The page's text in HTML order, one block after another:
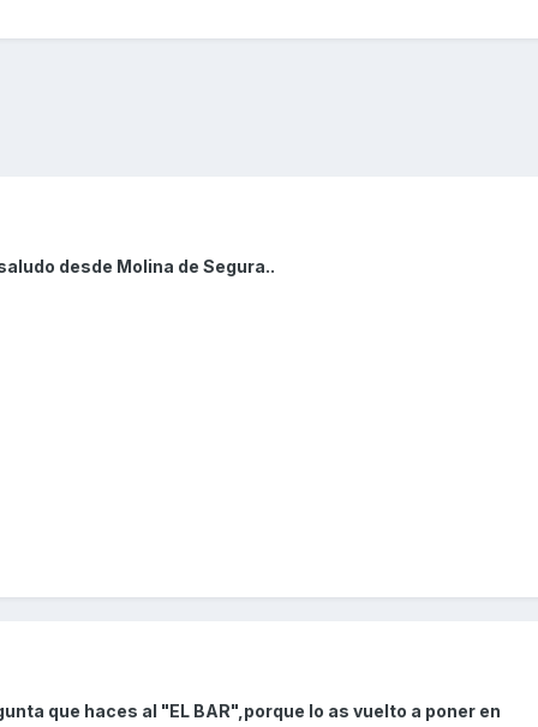
desde Molina de Segura..
que haces al "EL BAR",porque lo as vuelto a poner en